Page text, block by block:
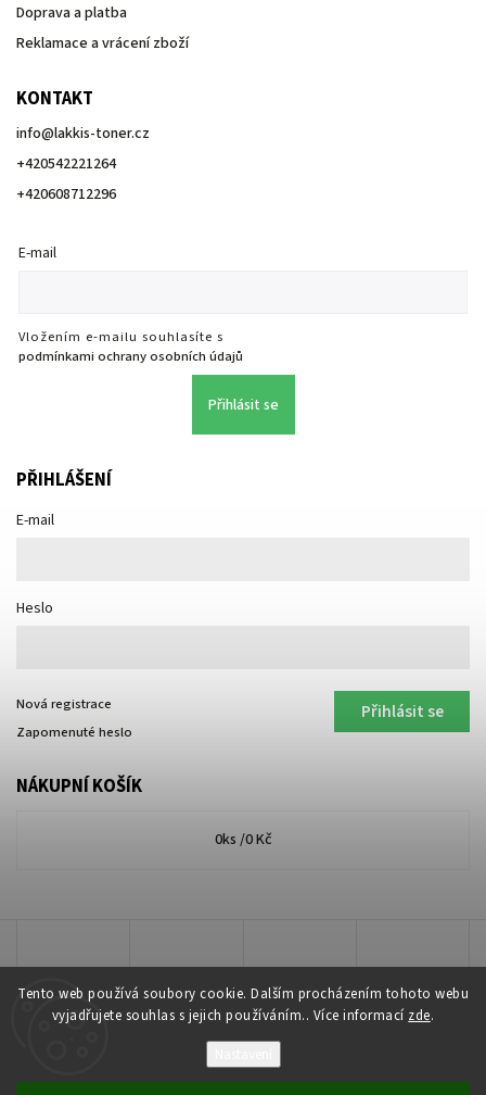
Tento web používá soubory cookie. Dalším procházením tohoto webu
vyjadřujete souhlas s jejich používáním.. Více informací zde.
Doprava a platba
Reklamace a vrácení zboží
KONTAKT
info@lakkis-toner.cz
+420542221264
+420608712296
E-mail
Vložením e-mailu souhlasíte s
podmínkami ochrany osobních údajů
Přihlásit se
PŘIHLÁŠENÍ
E-mail
Heslo
Přihlásit se
Nová registrace
Zapomenuté heslo
NÁKUPNÍ KOŠÍK
0ks /0 Kč